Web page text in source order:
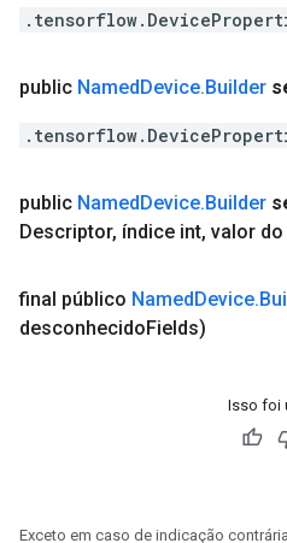
public NamedDevice.Builder
public NamedDevice.Builder
Descriptor, índice int, valor
final público NamedDevice.
desconhecidoFields)
Isso foi
Exceto em caso de indicação